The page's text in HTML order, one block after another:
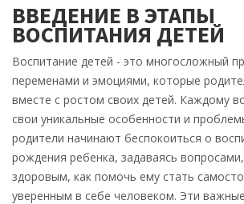
ВВЕДЕНИЕ В ЭТАПЫ
ВОСПИТАНИЯ ДЕТЕЙ
Воспитание детей - это многосложный
переменами и эмоциями, которые
вместе с ростом своих детей. Каждому
свои уникальные особенности и
родители начинают беспокоиться о
рождения ребенка, задаваясь
здоровым, как помочь ему стать
уверенным в себе человеком. Эти